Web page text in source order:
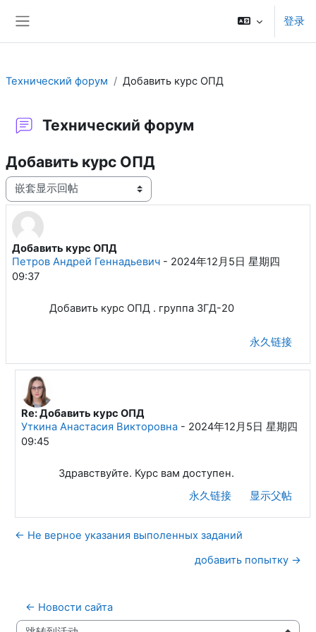
登录
Технический форум Добавить курс ОПД
Технический форум
Добавить курс ОПД
显示模式
Добавить курс ОПД
Петров Андрей Геннадьевич - 2024年12月5日 星期四
09:37
回帖数：1
Добавить курс ОПД . группа ЗГД-20
永久链接
回复Петров Андрей Геннадьевич
Re: Добавить курс ОПД
Уткина Анастасия Викторовна- 2024年12月5日 星期四
09:45
Здравствуйте. Курс вам доступен.
永久链接
显示父帖
← Не верное указания выполенных заданий
добавить попытку →
← Новости сайта